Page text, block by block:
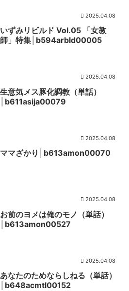
2025.04.08
いずみリビルド Vol.05 「女教
師」特集│b594arbld00005
2025.04.08
生意気メス豚化調教（単話）
│b611asija00079
2025.04.08
ママざかり│b613amon00070
2025.04.08
お前のヨメは俺のモノ（単話）
│b613amon00527
2025.04.08
あなたのためならしねる（単話）
│b648acmtl00152